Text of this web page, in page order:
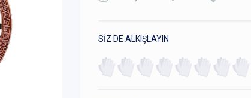
SİZ DE ALKIŞLAYIN